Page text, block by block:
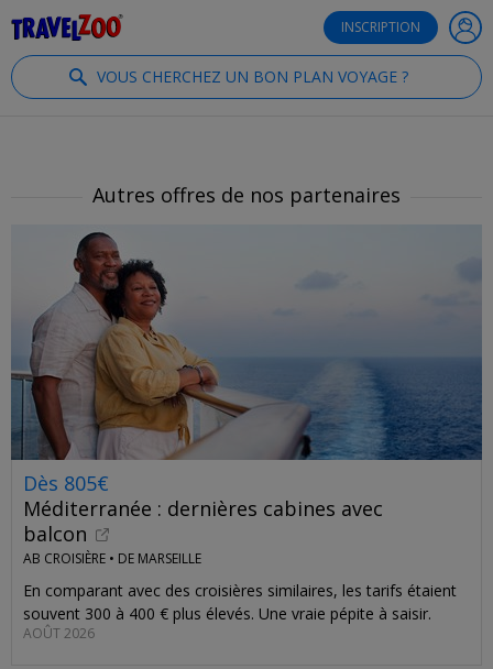
INSCRIPTION
VOUS CHERCHEZ UN BON PLAN VOYAGE ?
Autres offres de nos partenaires
Dès 805€
Méditerranée : dernières cabines avec
balcon
AB CROISIÈRE • DE MARSEILLE
En comparant avec des croisières similaires, les tarifs étaient
souvent 300 à 400 € plus élevés. Une vraie pépite à saisir.
AOÛT 2026